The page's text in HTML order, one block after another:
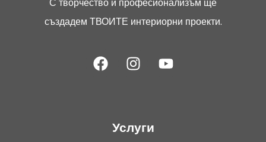
създадем ТВОИТЕ интериорни проекти.
Услуги